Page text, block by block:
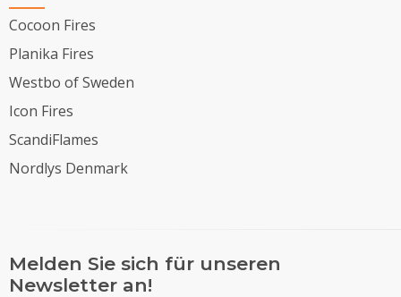
Cocoon Fires
Planika Fires
Westbo of Sweden
Icon Fires
ScandiFlames
Nordlys Denmark
Melden Sie sich für unseren
Newsletter an!